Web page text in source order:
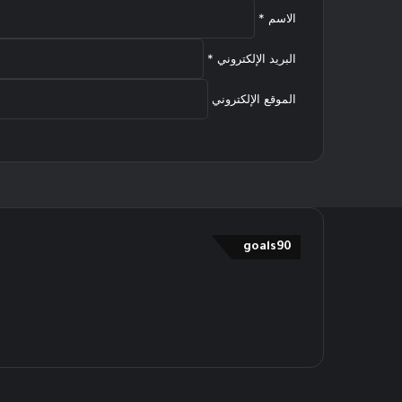
الاسم *
البريد الإلكتروني *
الموقع الإلكتروني
goals90